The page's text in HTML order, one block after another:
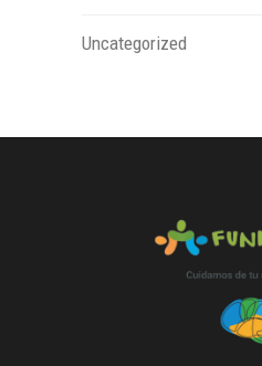
Uncategorized